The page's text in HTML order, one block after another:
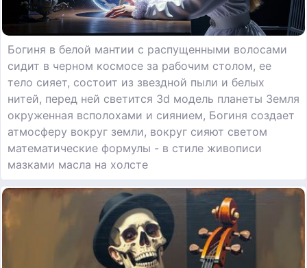
Богиня в белой мантии с распущенными волосами
сидит в черном космосе за рабочим столом, ее
тело сияет, состоит из звездной пыли и белых
нитей, перед ней светится 3d модель планеты Земля
окруженная всполохами и сиянием, Богиня создает
атмосферу вокруг земли, вокруг сияют светом
математические формулы - в стиле живописи
мазками масла на холсте